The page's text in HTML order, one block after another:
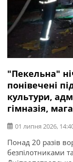
"Пекельна"
понівечені
культури,
гімназія,
01 липня 2026,
Понад 20 разів
безпілотниками